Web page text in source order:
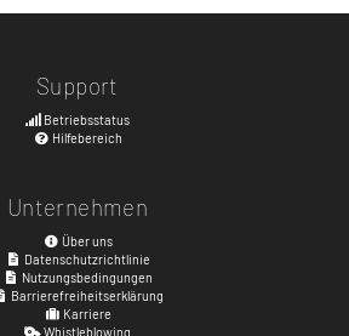
Support
Betriebsstatus
Hilfebereich
Unternehmen
Über uns
Datenschutzrichtlinie
Nutzungsbedingungen
Barrierefreiheitserklärung
Karriere
Whistleblowing